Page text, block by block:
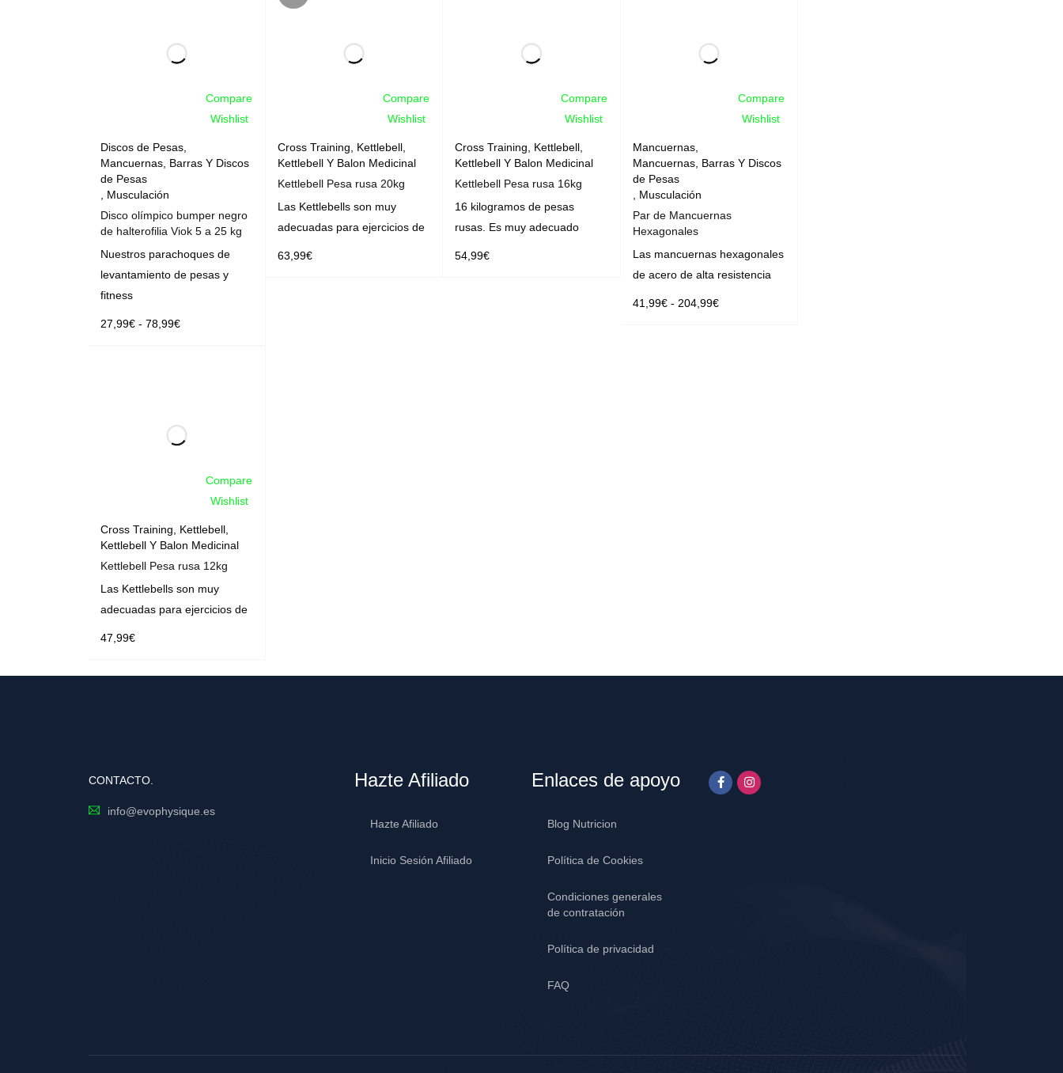
Compare
Wishlist
Discos de Pesas,
Mancuernas, Barras Y Discos
de Pesas
, Musculación
Disco olímpico bumper negro
de halterofilia Viok 5 a 25 kg
Nuestros parachoques de
levantamiento de pesas y
fitness
27,99€ - 78,99€
Compare
Wishlist
Cross Training, Kettlebell,
Kettlebell Y Balon Medicinal
Kettlebell Pesa rusa 20kg
Las Kettlebells son muy
adecuadas para ejercicios de
63,99€
Compare
Wishlist
Cross Training, Kettlebell,
Kettlebell Y Balon Medicinal
Kettlebell Pesa rusa 16kg
16 kilogramos de pesas
rusas. Es muy adecuado
54,99€
Compare
Wishlist
Mancuernas,
Mancuernas, Barras Y Discos
de Pesas
, Musculación
Par de Mancuernas
Hexagonales
Las mancuernas hexagonales
de acero de alta resistencia
41,99€ - 204,99€
Compare
Wishlist
Cross Training Kettlebell
Kettlebell Y Balon Medicinal
Kettlebell Pesa rusa 12kg
Las Kettlebells son muy
adecuadas para ejercicios de
47,99€
CONTACTO.
info@evophysique.es
Hazte Afiliado
Hazte Afiliado
Inicio Sesión Afiliado
Enlaces de apoyo
Blog Nutricion
Política de Cookies
Condiciones generales
de contratación
Política de privacidad
FAQ